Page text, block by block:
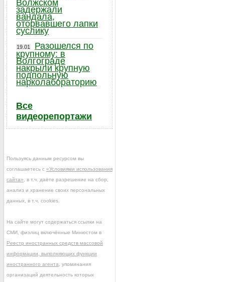
Волжском
задержали
вандала,
оторвавшего лапки
суслику
19.01
Разошелся по
крупному: в
Волгограде
накрыли крупную
подпольную
нарколабораторию
Все
видеорепортажи
Пользуясь данным ресурсом вы
соглашаетесь с «Условиями использования
сайта» , в т.ч. даёте разрешение на сбор,
анализ и хранение своих персональных
данных, в т.ч. cookies.
На сайте могут содержаться ссылки на
СМИ, физлиц включённые Минюстом в
Реестр иностранных средств массовой
информации, выполняющих функции
иностранного агента , упоминания
организаций деятельность которых